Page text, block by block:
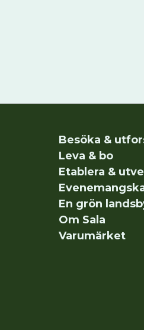
Besöka &
Leva & bo
Etablera &
En grön
Om Sala
Varumärket